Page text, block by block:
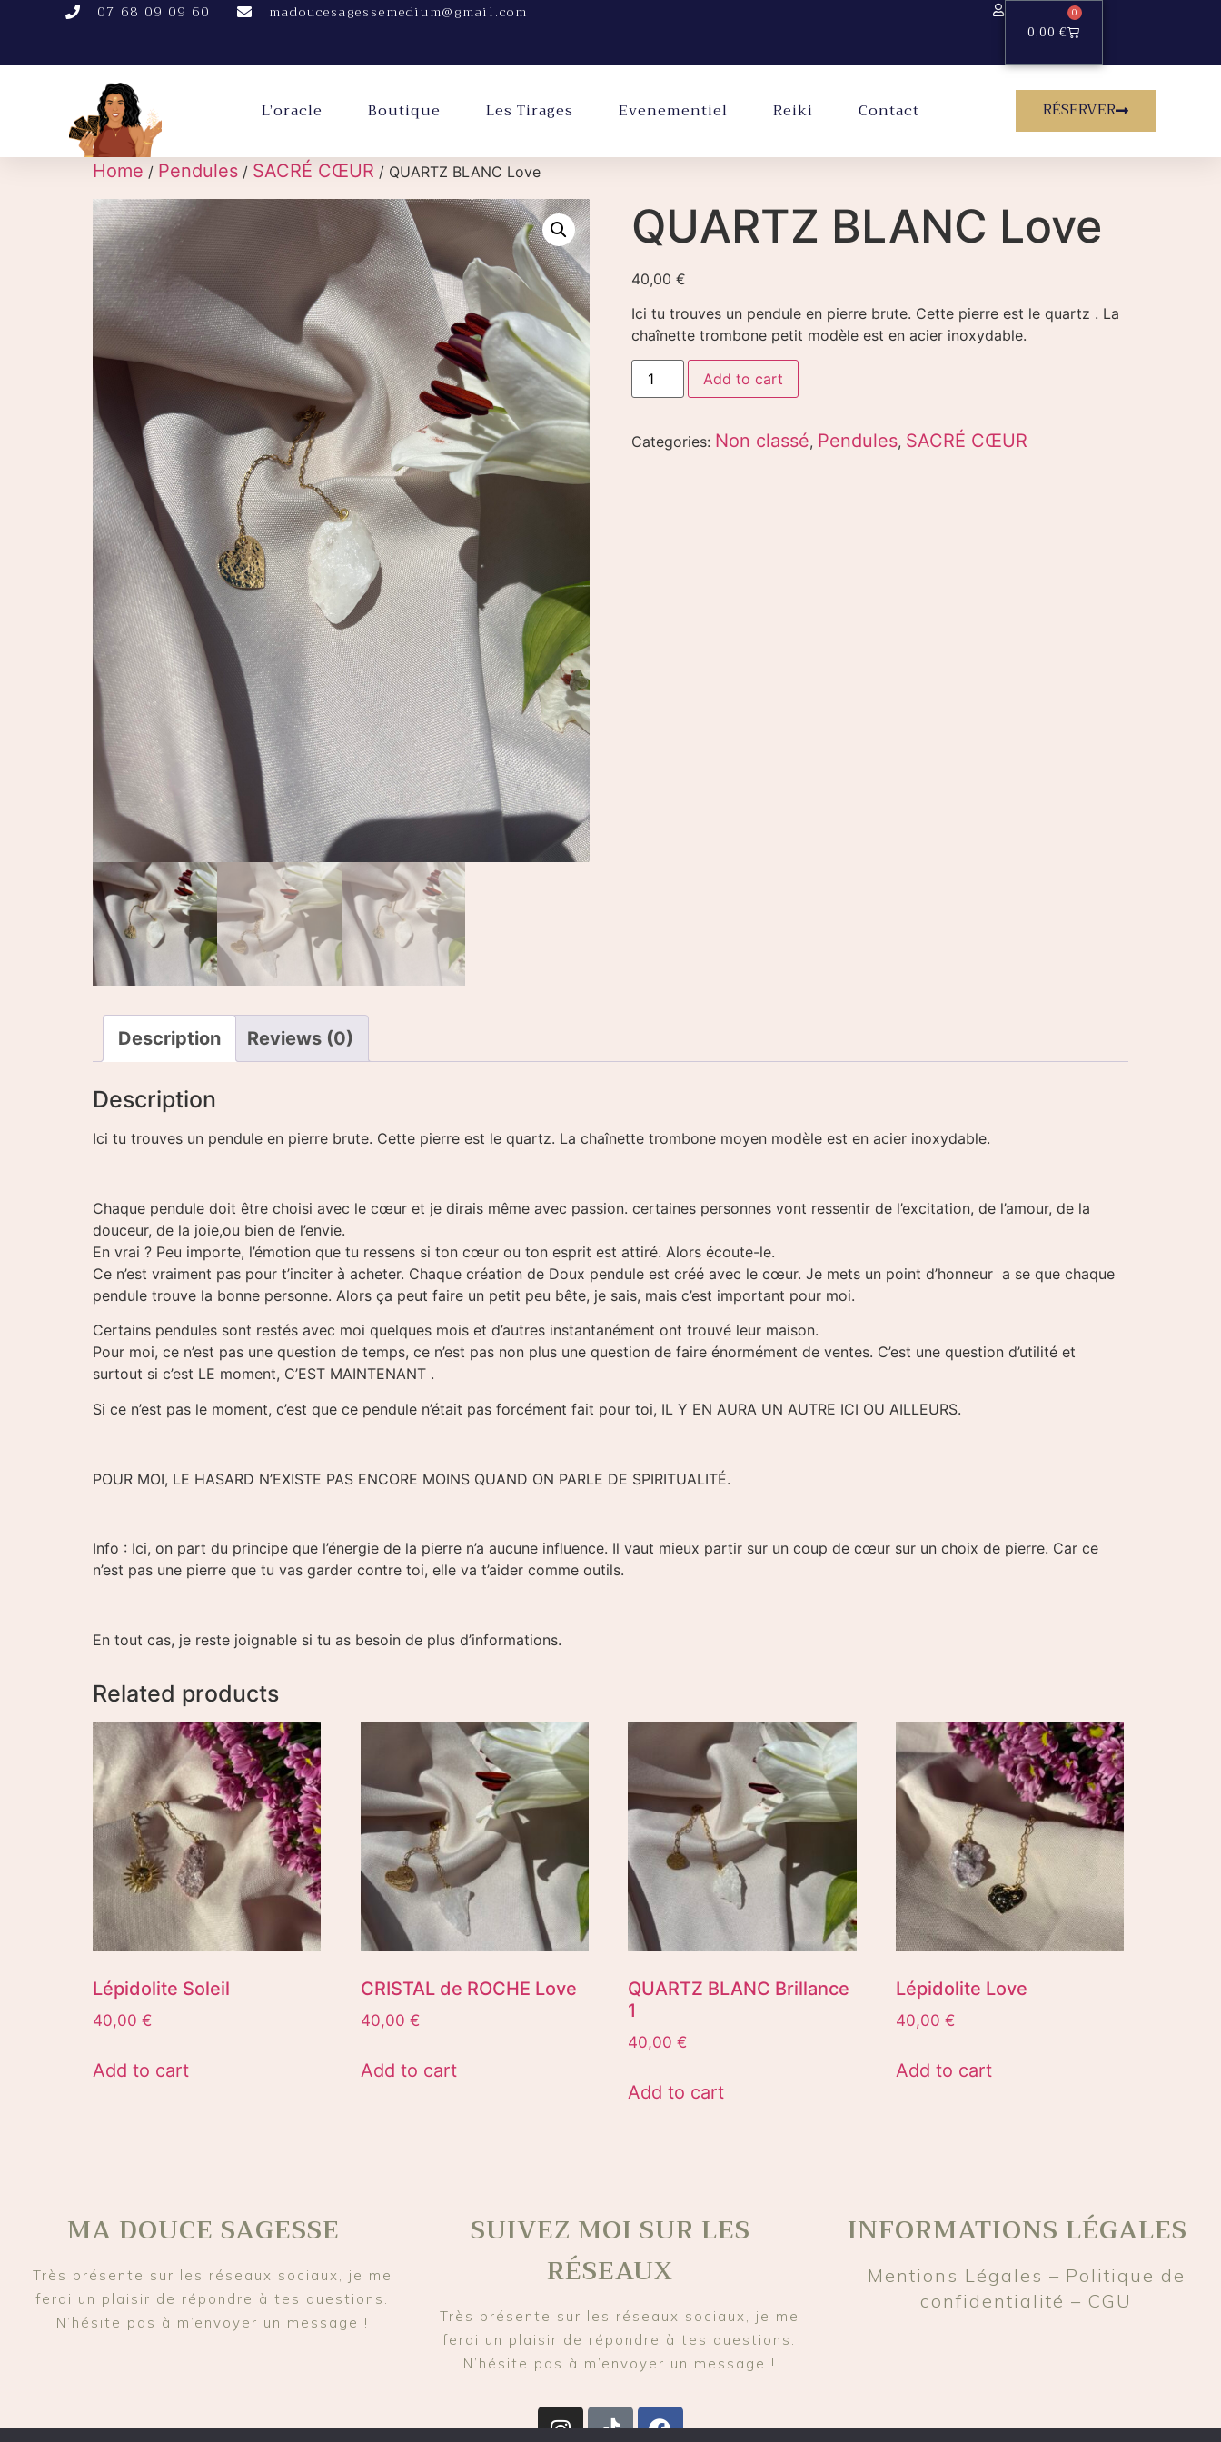
07 68 09 09 60 madoucesagessemedium@gmail.com
0,00 €
0
L’oracle Boutique Les Tirages Evenementiel Reiki Contact RÉSERVER
Home / Pendules / SACRÉ CŒUR / QUARTZ BLANC Love
QUARTZ BLANC Love
40,00 €
Ici tu trouves un pendule en pierre brute. Cette pierre est le quartz . La
chaînette trombone petit modèle est en acier inoxydable.
Add to cart
Categories: Non classé, Pendules, SACRÉ CŒUR
Description Reviews (0)
Description
Ici tu trouves un pendule en pierre brute. Cette pierre est le quartz. La chaînette trombone moyen modèle est en acier inoxydable.
Chaque pendule doit être choisi avec le cœur et je dirais même avec passion. certaines personnes vont ressentir de l’excitation, de l’amour, de la
douceur, de la joie,ou bien de l’envie.
En vrai ? Peu importe, l’émotion que tu ressens si ton cœur ou ton esprit est attiré. Alors écoute-le.
Ce n’est vraiment pas pour t’inciter à acheter. Chaque création de Doux pendule est créé avec le cœur. Je mets un point d’honneur a se que chaque
pendule trouve la bonne personne. Alors ça peut faire un petit peu bête, je sais, mais c’est important pour moi.
Certains pendules sont restés avec moi quelques mois et d’autres instantanément ont trouvé leur maison.
Pour moi, ce n’est pas une question de temps, ce n’est pas non plus une question de faire énormément de ventes. C’est une question d’utilité et
surtout si c’est LE moment, C’EST MAINTENANT .
Si ce n’est pas le moment, c’est que ce pendule n’était pas forcément fait pour toi, IL Y EN AURA UN AUTRE ICI OU AILLEURS.
POUR MOI, LE HASARD N’EXISTE PAS ENCORE MOINS QUAND ON PARLE DE SPIRITUALITÉ.
Info : Ici, on part du principe que l’énergie de la pierre n’a aucune influence. Il vaut mieux partir sur un coup de cœur sur un choix de pierre. Car ce
n’est pas une pierre que tu vas garder contre toi, elle va t’aider comme outils.
En tout cas, je reste joignable si tu as besoin de plus d’informations.
Related products
Lépidolite Soleil
40,00 €
Add to cart
CRISTAL de ROCHE Love
40,00 €
Add to cart
QUARTZ BLANC Brillance
1
40,00€
Add to cart
Lépidolite Love
40,00€
Add to cart
MA DOUCE SAGESSE
Très présente sur les réseaux sociaux, je me
ferai un plaisir de répondre à tes questions.
N’hésite pas à m’envoyer un message !
SUIVEZ MOI SUR LES
RÉSEAUX
Très présente sur les réseaux sociaux, je me
ferai un plaisir de répondre à tes questions.
N’hésite pas à m’envoyer un message !
INFORMATIONS LÉGALES
Mentions Légales – Politique de
confidentialité – CGU